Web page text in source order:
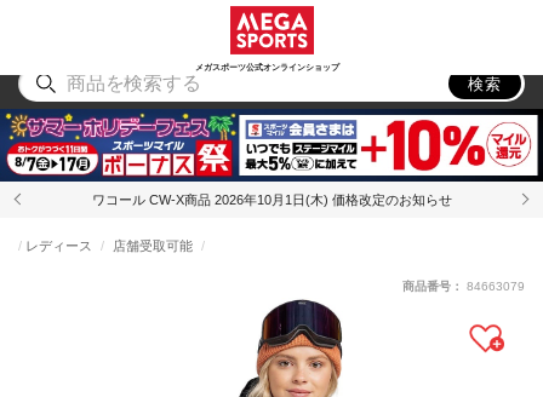
メガスポーツ公式オンラインショップ
アウトドア
検索
ワコール CW-X商品 2026年10月1日(木) 価格改定のお知らせ
レディース 店舗受取可能
商品番号： 84663079